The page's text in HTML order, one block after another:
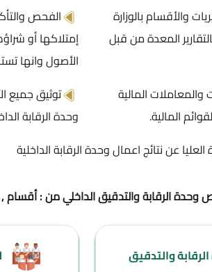
بالوزارة
من قبل
المالية
الفحص والتأكد من
إمتلاكها أو شراؤها أو
الأصول وانها تستخدم
توثيق جميع الأعمال
وحدة الرقابة الداخلية.
نتائج اعمال وحدة الرقابة الداخلية
والتدقيق الداخلي من : أقسام , لجان
لجان